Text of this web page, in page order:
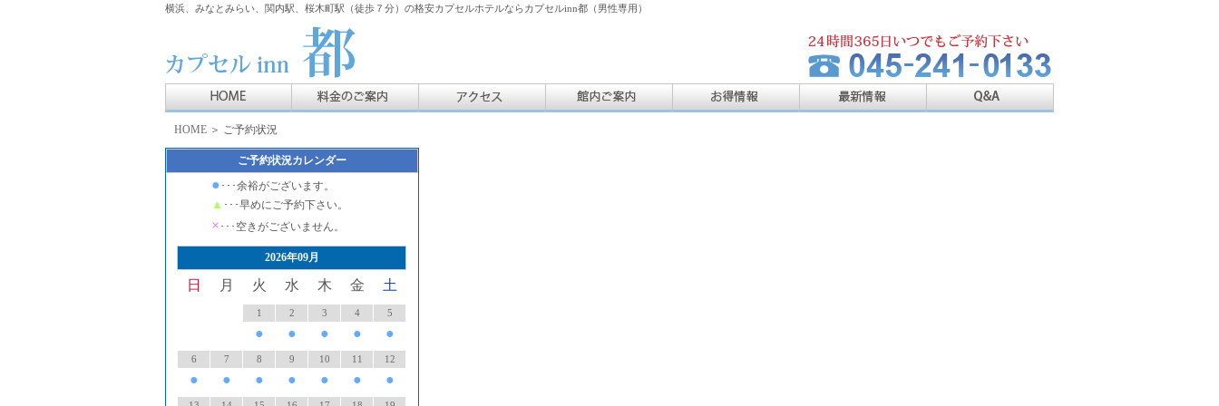
横浜、みなとみらい、関内駅、桜木町駅（徒歩７分）の格安カプセルホテルならカプセルinn都（男性専用）
HOME ＞ ご予約状況
ご予約状況カレンダー
● ･･･余裕がございます。
▲ ･･･早めにご予約下さい。
× ･･･空きがございません。
2026年09月
日 月 火 水 木 金 土
1
●
2
●
3
●
4
●
5
●
6
●
7
●
8
●
9
●
10
●
11
●
12
●